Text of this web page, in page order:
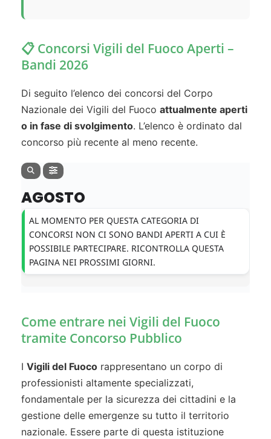
📋 Concorsi Vigili del Fuoco Aperti –
Bandi 2026
Di seguito l’elenco dei concorsi del Corpo
Nazionale dei Vigili del Fuoco attualmente aperti
o in fase di svolgimento. L’elenco è ordinato dal
concorso più recente al meno recente.
AGOSTO
AL MOMENTO PER QUESTA CATEGORIA DI
CONCORSI NON CI SONO BANDI APERTI A CUI È
POSSIBILE PARTECIPARE. RICONTROLLA QUESTA
PAGINA NEI PROSSIMI GIORNI.
Come entrare nei Vigili del Fuoco
tramite Concorso Pubblico
I Vigili del Fuoco rappresentano un corpo di
professionisti altamente specializzati,
fondamentale per la sicurezza dei cittadini e la
gestione delle emergenze su tutto il territorio
nazionale. Essere parte di questa istituzione